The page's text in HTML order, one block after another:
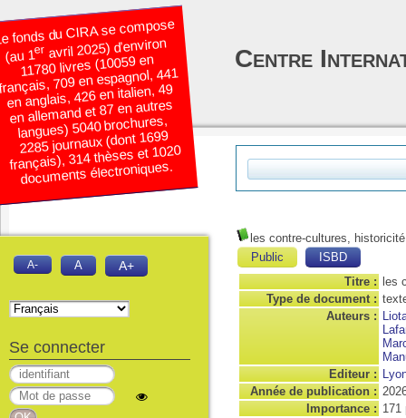
les contre-cultures,
Public
ISBD
Titre : les
Type de document :
Auteurs :
Editeur :
Année de publication :
Importance : 171
fonds du CIRA se compose
(au 1eravril 2025) d’environ
11780 livres (10059 en
709 en espagnol, 441
en anglais, 426 en italien, 49
en allemand et 87 en autres
langues) 5040 brochures,
2285 journaux (dont 1699
français), 314 thèses et 1020
documents électroniques.
Centre
A- A A+
Se connecter